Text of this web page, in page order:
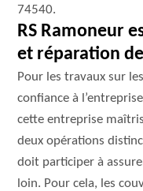
74540.
RS Ramoneur
et réparation
Pour les travaux sur
confiance à
cette entreprise
deux opérations
doit participer à
loin. Pour cela, les